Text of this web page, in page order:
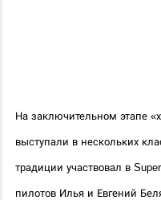
На заключительном этапе
выступали в нескольких
традиции участвовал в
пилотов Илья и Евгений